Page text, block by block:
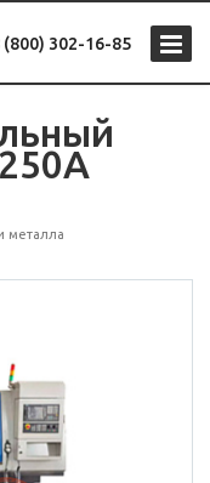
(800) 302-16-85
металла